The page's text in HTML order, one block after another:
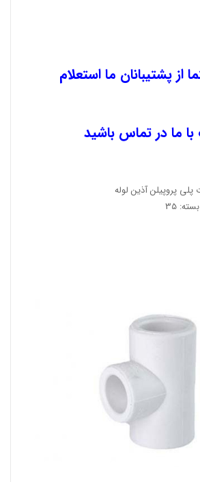
از پشتیبانان ما استعلام
ما در تماس باشید
پلی پروپیلن آذین لوله
35